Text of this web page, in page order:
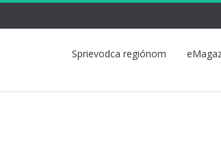
Sprievodca regiónom